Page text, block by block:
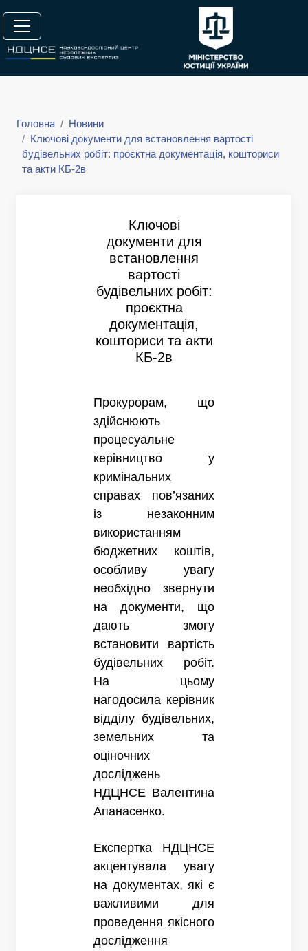
Головна
Новини
Ключові документи для встановлення вартості
будівельних робіт: проєктна документація, кошториси
та акти КБ-2в
Ключові
документи для
встановлення
вартості
будівельних робіт:
проєктна
документація,
кошториси та акти
КБ-2в
Прокурорам, що
здійснюють
процесуальне
керівництво у
кримінальних
справах пов’язаних
із незаконним
використанням
бюджетних коштів,
особливу увагу
необхідно звернути
на документи, що
дають змогу
встановити вартість
будівельних робіт.
На цьому
нагодосила керівник
відділу будівельних,
земельних та
оціночних
досліджень
НДЦНСЕ Валентина
Апанасенко.
Експертка НДЦНСЕ
акцентувала увагу
на документах, які є
важливими для
проведення якісного
дослідження